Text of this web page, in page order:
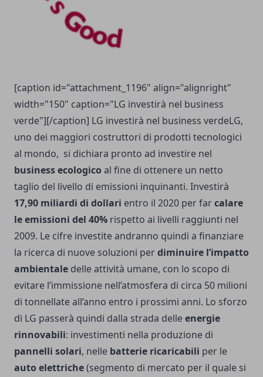
[caption id="attachment_1196" align="alignright"
width="150" caption="LG investirà nel business
verde"][/caption] LG investirà nel business verdeLG,
uno dei maggiori costruttori di prodotti tecnologici
al mondo, si dichiara pronto ad investire nel
business ecologico al fine di ottenere un netto
taglio del livello di emissioni inquinanti. Investirà
17,90 miliardi di dollari entro il 2020 per farcalare
le emissioni del 40% rispetto ai livelli raggiunti nel
2009. Le cifre investite andranno quindi a finanziare
la ricerca di nuove soluzioni perdiminuire l’impatto
ambientale delle attività umane, con lo scopo di
evitare l’immissione nell’atmosfera di circa 50 milioni
di tonnellate all’anno entro i prossimi anni. Lo sforzo
di LG passerà quindi dalla strada delleenergie
rinnovabili: investimenti nella produzione di
pannelli solari, nelle batterie ricaricabili per le
auto elettriche(segmento di mercato per il quale si